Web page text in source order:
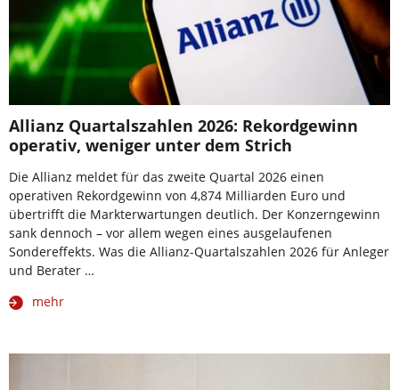
Allianz Quartalszahlen 2026: Rekordgewinn
operativ, weniger unter dem Strich
Die Allianz meldet für das zweite Quartal 2026 einen
operativen Rekordgewinn von 4,874 Milliarden Euro und
übertrifft die Markterwartungen deutlich. Der Konzerngewinn
sank dennoch – vor allem wegen eines ausgelaufenen
Sondereffekts. Was die Allianz-Quartalszahlen 2026 für Anleger
und Berater …
mehr